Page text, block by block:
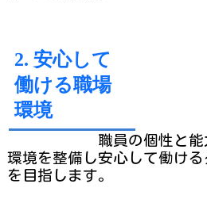
2. 安心して
働ける職場
環境
職員の個性と能力が
環境を整備し安心して働ける
を目指します。